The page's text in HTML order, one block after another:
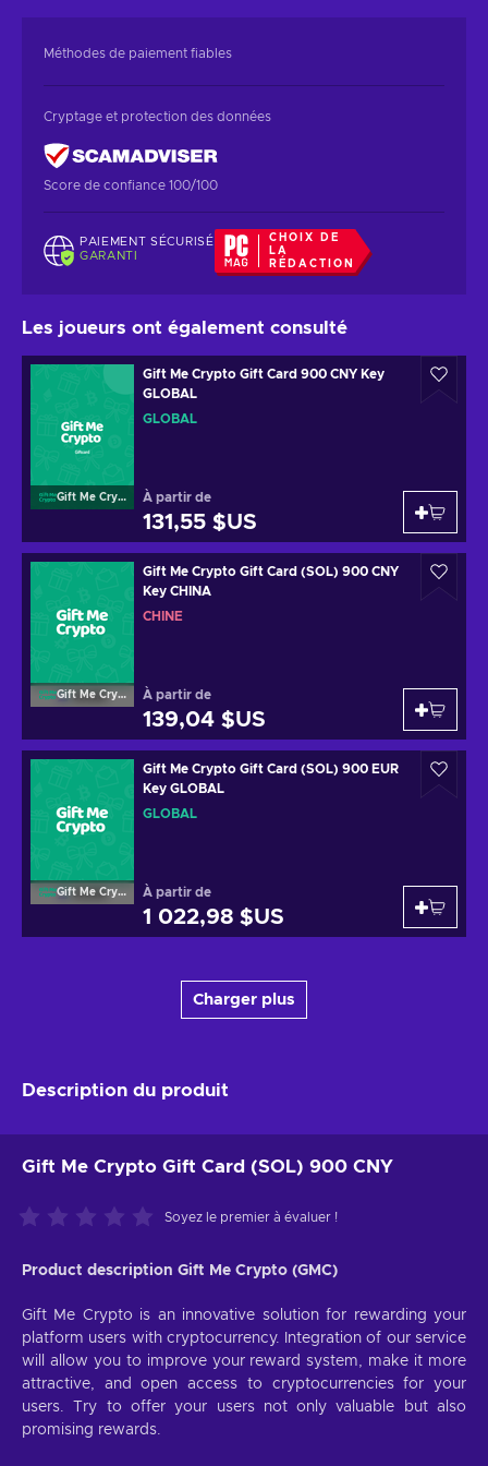
Méthodes de paiement fiables
Cryptage et protection des données
Score de confiance 100/100
PAIEMENT SÉCURISÉ
GARANTI
CHOIX DE
LA
RÉDACTION
Les joueurs ont également consulté
Gift Me Crypto
Gift Me Crypto Gift Card 900 CNY Key
GLOBAL
GLOBAL
À partir de
131,55 $US
Gift Me Crypto
Gift Me Crypto Gift Card (SOL) 900 CNY
Key CHINA
CHINE
À partir de
139,04 $US
Gift Me Crypto
Gift Me Crypto Gift Card (SOL) 900 EUR
Key GLOBAL
GLOBAL
À partir de
1 022,98 $US
Charger plus
Description du produit
Gift Me Crypto Gift Card (SOL) 900 CNY
Soyez le premier à évaluer !
Product description Gift Me Crypto (GMC)
Gift Me Crypto is an innovative solution for rewarding your
platform users with cryptocurrency. Integration of our service
will allow you to improve your reward system, make it more
attractive, and open access to cryptocurrencies for your
users. Try to offer your users not only valuable but also
promising rewards.